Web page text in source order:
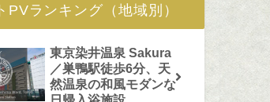
PVランキング（地域別）
東京染井温泉 Sakura
／巣鴨駅徒歩6分、天
然温泉の和風モダンな